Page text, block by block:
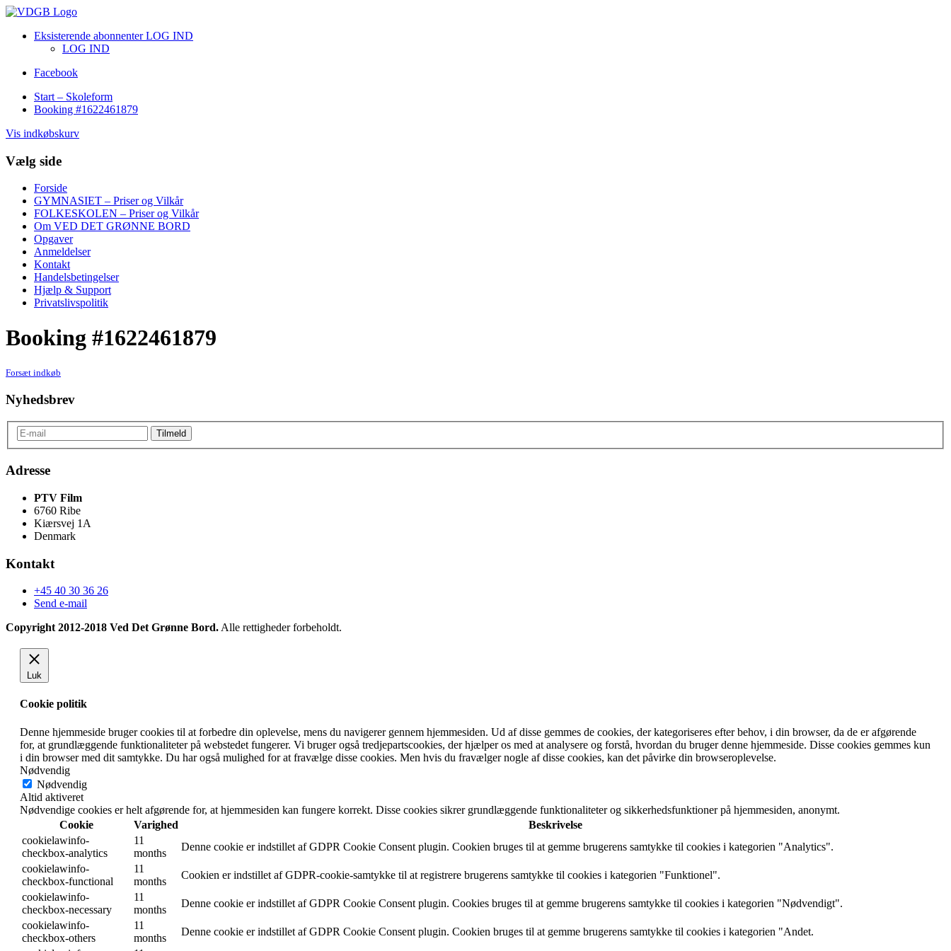
Eksisterende abonnenter LOG IND
LOG IND
Facebook
Start – Skoleform
Booking #1622461879
Vis indkøbskurv
Vælg side
Forside
GYMNASIET – Priser og Vilkår
FOLKESKOLEN – Priser og Vilkår
Om VED DET GRØNNE BORD
Opgaver
Anmeldelser
Kontakt
Handelsbetingelser
Hjælp & Support
Privatslivspolitik
Booking #1622461879
Forsæt indkøb
Nyhedsbrev
Adresse
PTV Film
6760 Ribe
Kiærsvej 1A
Denmark
Kontakt
+45 40 30 36 26
Send e-mail
Copyright 2012-2018 Ved Det Grønne Bord. Alle rettigheder forbeholdt.
Luk
Cookie politik
Denne hjemmeside bruger cookies til at forbedre din oplevelse, mens du navigerer gennem hjemmesiden. Ud af disse gemmes de cookies, der kategoriseres efter behov, i din browser, da de er afgørende
for, at grundlæggende funktionaliteter på webstedet fungerer. Vi bruger også tredjepartscookies, der hjælper os med at analysere og forstå, hvordan du bruger denne hjemmeside. Disse cookies gemmes kun
i din browser med dit samtykke. Du har også mulighed for at fravælge disse cookies. Men hvis du fravælger nogle af disse cookies, kan det påvirke din browseroplevelse.
Nødvendig
Nødvendig
Altid aktiveret
Nødvendige cookies er helt afgørende for, at hjemmesiden kan fungere korrekt. Disse cookies sikrer grundlæggende funktionaliteter og sikkerhedsfunktioner på hjemmesiden, anonymt.
Cookie
Varighed
Beskrivelse
cookielawinfo-
checkbox-analytics
11
months
Denne cookie er indstillet af GDPR Cookie Consent plugin. Cookien bruges til at gemme brugerens samtykke til cookies i kategorien "Analytics".
cookielawinfo-
checkbox-functional
11
months
Cookien er indstillet af GDPR-cookie-samtykke til at registrere brugerens samtykke til cookies i kategorien "Funktionel".
cookielawinfo-
checkbox-necessary
11
months
Denne cookie er indstillet af GDPR Cookie Consent plugin. Cookies bruges til at gemme brugerens samtykke til cookies i kategorien "Nødvendigt".
cookielawinfo-
checkbox-others
11
months
Denne cookie er indstillet af GDPR Cookie Consent plugin. Cookien bruges til at gemme brugerens samtykke til cookies i kategorien "Andet.